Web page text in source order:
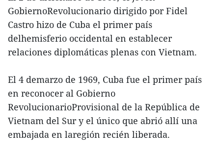
GobiernoRevolucionario dirigido por Fidel
Castro hizo de Cuba el primer país
delhemisferio occidental en establecer
relaciones diplomáticas plenas con Vietnam.
El 4 demarzo de 1969, Cuba fue el primer país
en reconocer al Gobierno
RevolucionarioProvisional de la República de
Vietnam del Sur y el único que abrió allí una
embajada en laregión recién liberada.